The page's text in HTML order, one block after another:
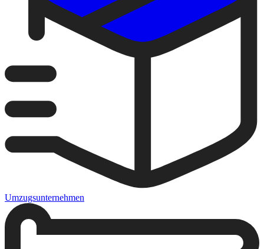
Umzugsunternehmen